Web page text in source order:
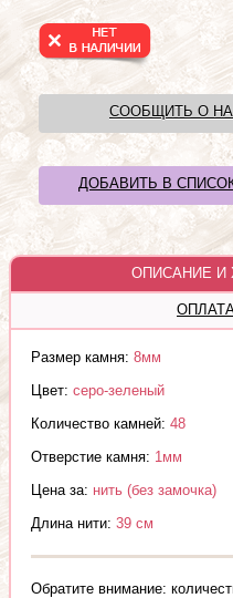
СООБЩИТЬ О
ДОБАВИТЬ В
ОПИСАНИЕ И
Размер камня: 8мм
Цвет: серо-зеленый
Количество камней: 48
Отверстие камня: 1мм
Цена за: нить (без замочка)
Длина нити: 39 см
Обратите внимание: